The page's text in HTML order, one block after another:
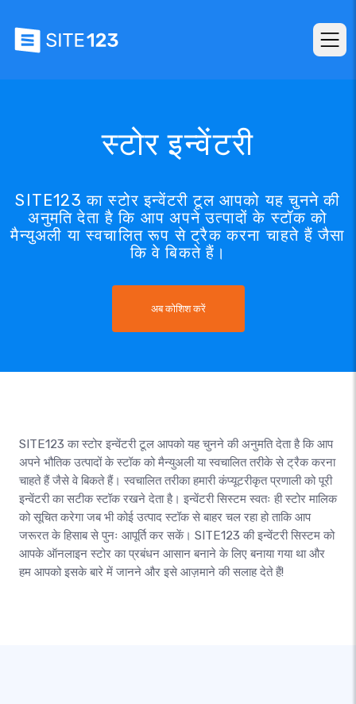
स्टोर इन्वेंटरी
SITE123 का स्टोर इन्वेंटरी टूल आपको यह चुनने की
अनुमति देता है कि आप अपने उत्पादों के स्टॉक को
मैन्युअली या स्वचालित रूप से ट्रैक करना चाहते हैं जैसा
कि वे बिकते हैं।
अब कोशिश करें
SITE123 का स्टोर इन्वेंटरी टूल आपको यह चुनने की अनुमति देता है कि आप
अपने भौतिक उत्पादों के स्टॉक को मैन्युअली या स्वचालित तरीके से ट्रैक करना
चाहते हैं जैसे वे बिकते हैं। स्वचालित तरीका हमारी कंप्यूटरीकृत प्रणाली को पूरी
इन्वेंटरी का सटीक स्टॉक रखने देता है। इन्वेंटरी सिस्टम स्वतः ही स्टोर मालिक
को सूचित करेगा जब भी कोई उत्पाद स्टॉक से बाहर चल रहा हो ताकि आप
जरूरत के हिसाब से पुनः आपूर्ति कर सकें। SITE123 की इन्वेंटरी सिस्टम को
आपके ऑनलाइन स्टोर का प्रबंधन आसान बनाने के लिए बनाया गया था और
हम आपको इसके बारे में जानने और इसे आज़माने की सलाह देते हैं!